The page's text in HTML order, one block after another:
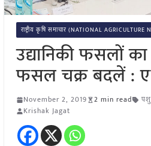
राष्ट्रीय कृषि समाचार (NATIONAL AGRICULTURE
उद्यानिकी फसलों
फसल चक्र बदलें :
November 2, 2019 2 min read
Krishak Jagat